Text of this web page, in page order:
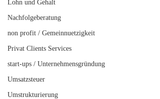
Lohn und Gehalt
Nachfolgeberatung
non profit / Gemeinnuetzigkeit
Privat Clients Services
start-ups / Unternehmensgründung
Umsatzsteuer
Umstrukturierung